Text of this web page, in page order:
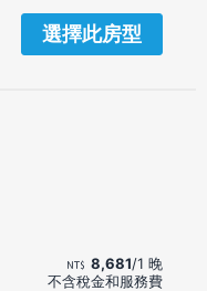
選擇此房型
8,681/1 晚
不含稅金和服務費